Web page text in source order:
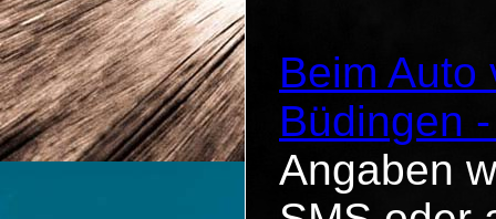
Beim
Büdingen
Angaben